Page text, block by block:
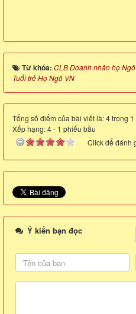
Từ khóa: CLB Doanh nhân họ
Tuổi trẻ Họ Ngô VN
Tổng số điểm của bài viết là: 4 trong
Xếp hạng:4- 1 phiếu bầu
Click để đánh
Ý kiến bạn đọc